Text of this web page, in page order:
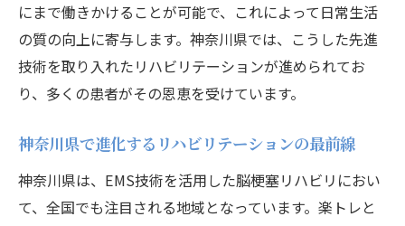
EMSと楽トレの融合が脳梗塞リハビリに与える
新たな可能性
リハビリ効果を高めるEMSと楽トレのコラ
ボ
神奈川県の先進的なリハビリアプローチ
インナーマッスル強化の新たなステージ
にまで働きかけることが可能で、これによって日常生活
の質の向上に寄与します。神奈川県では、こうした先進
技術を取り入れたリハビリテーションが進められてお
り、多くの患者がその恩恵を受けています。
神奈川県で進化するリハビリテーションの最前線
神奈川県は、EMS技術を活用した脳梗塞リハビリにおい
て、全国でも注目される地域となっています。楽トレと